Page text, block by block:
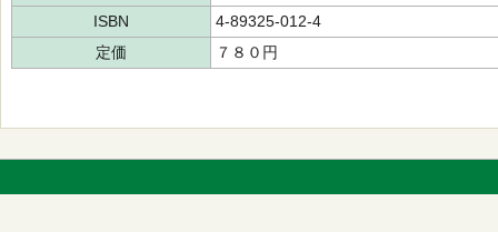
ISBN
4-89325-012-4
定価
７８０円